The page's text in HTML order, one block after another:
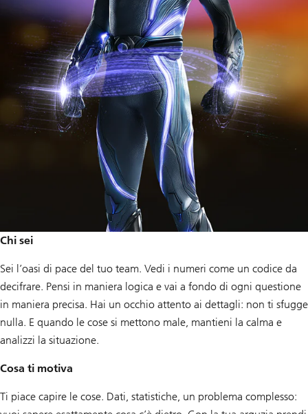
Chi sei
Sei l’oasi di pace del tuo team. Vedi i numeri come un codice da
decifrare. Pensi in maniera logica e vai a fondo di ogni questione
in maniera precisa. Hai un occhio attento ai dettagli: non ti sfugge
nulla. E quando le cose si mettono male, mantieni la calma e
analizzi la situazione.
Cosa ti motiva
Ti piace capire le cose. Dati, statistiche, un problema complesso: